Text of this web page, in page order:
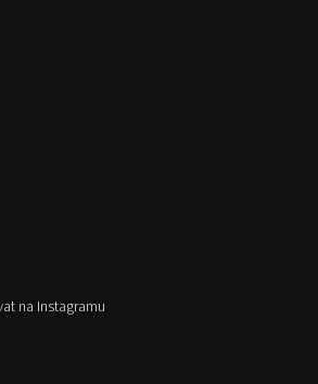
na Instagramu